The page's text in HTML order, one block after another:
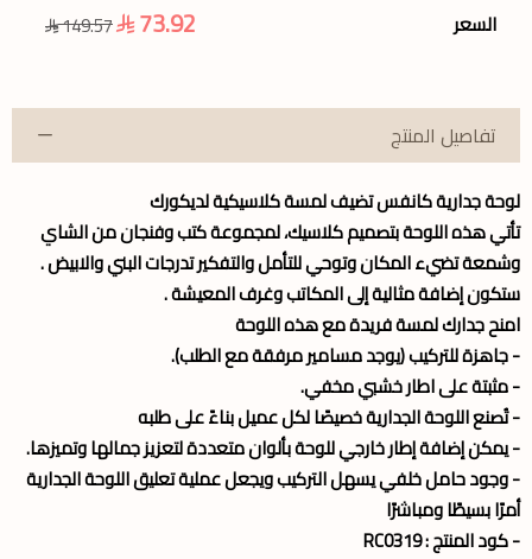
السعر 73.92
149.57
تفاصيل المنتج
لوحة جدارية كانفس تضيف لمسة كلاسيكية لديكورك
تأتي هذه اللوحة بتصميم كلاسيك، لمجموعة كتب وفنجان من الشاي
وشمعة تضيء المكان وتوحي للتأمل والتفكير تدرجات البني والابيض .
ستكون إضافة مثالية إلى المكاتب وغرف المعيشة .
امنح جدارك لمسة فريدة مع هذه اللوحة
- جاهزة للتركيب (يوجد مسامير مرفقة مع الطلب).
- مثبتة على اطار خشبي مخفي.
- تُصنع اللوحة الجدارية خصيصًا لكل عميل بناءً على طلبه
- يمكن إضافة إطار خارجي للوحة بألوان متعددة لتعزيز جمالها وتميزها.
- وجود حامل خلفي يسهل التركيب ويجعل عملية تعليق اللوحة الجدارية
أمرًا بسيطًا ومباشرًا
- كود المنتج : RC0319